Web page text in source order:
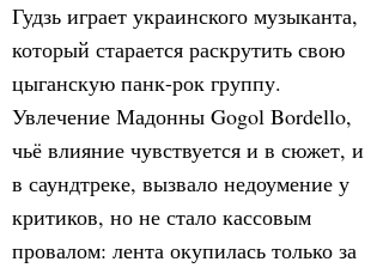
Гудзь играет украинского музыканта,
который старается раскрутить свою
цыганскую панк-рок группу.
Увлечение Мадонны Gogol Bordello,
чьё влияние чувствуется и в сюжет, и
в саундтреке, вызвало недоумение у
критиков, но не стало кассовым
провалом: лента окупилась только за